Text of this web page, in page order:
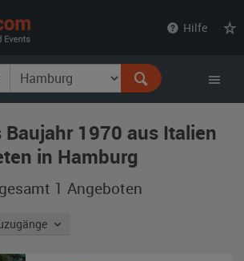
Hilfe
Baujahr 1970 aus Italien
in Hamburg
1 Angeboten
nach: Neuzugänge